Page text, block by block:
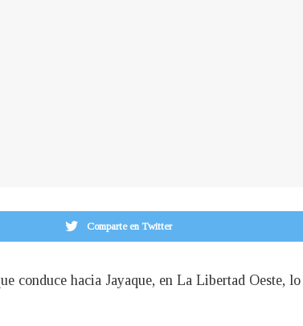
Comparte en Twitter
conduce hacia Jayaque, en La Libertad Oeste,